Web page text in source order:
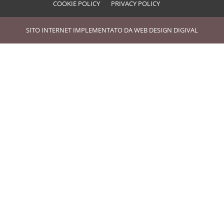
COOKIE POLICY PRIVACY POLICY
SITO INTERNET IMPLEMENTATO DAWEB DESIGN DIGIVAL